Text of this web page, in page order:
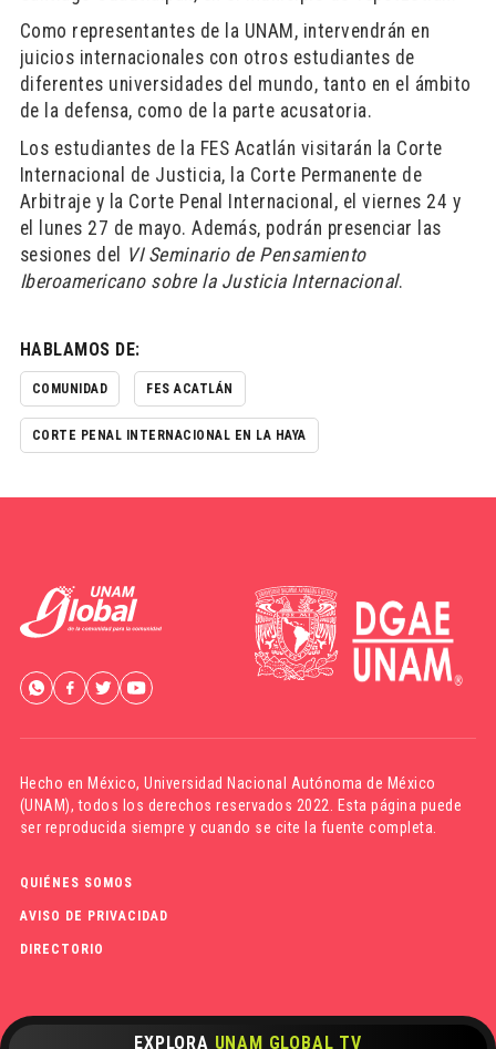
EXPLORA UNAM GLOBAL TV
Como representantes de la UNAM, intervendrán en
juicios internacionales con otros estudiantes de
diferentes universidades del mundo, tanto en el ámbito
de la defensa, como de la parte acusatoria.
Los estudiantes de la FES Acatlán visitarán la Corte
Internacional de Justicia, la Corte Permanente de
Arbitraje y la Corte Penal Internacional, el viernes 24 y
el lunes 27 de mayo. Además, podrán presenciar las
sesiones del VI Seminario de Pensamiento
Iberoamericano sobre la Justicia Internacional.
HABLAMOS DE:
COMUNIDAD FES ACATLÁN
CORTE PENAL INTERNACIONAL EN LA HAYA
Hecho en México,Universidad Nacional Autónoma de México
(UNAM), todos los derechos reservados 2022. Esta página puede
ser reproducida siempre y cuando se cite la fuente completa.
QUIÉNES SOMOS
AVISO DE PRIVACIDAD
DIRECTORIO